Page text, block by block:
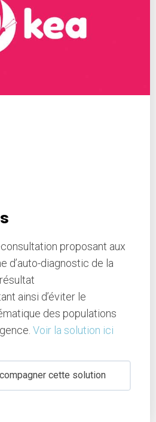
proposant aux
d’auto-diagnostic de la
ainsi d’éviter le
des populations
Voir la solution ici
cette solution